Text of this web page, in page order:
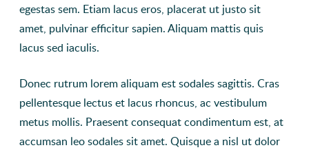
egestas sem. Etiam lacus eros, placerat ut justo sit
amet, pulvinar efficitur sapien. Aliquam mattis quis
lacus sed iaculis.
Donec rutrum lorem aliquam est sodales sagittis. Cras
pellentesque lectus et lacus rhoncus, ac vestibulum
metus mollis. Praesent consequat condimentum est, at
accumsan leo sodales sit amet. Quisque a nisl ut dolor